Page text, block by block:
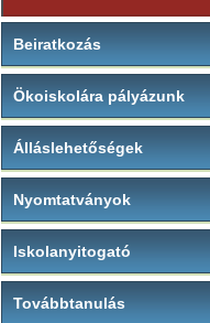
Beiratkozás
Ökoiskolára pályázunk
Álláslehetőségek
Nyomtatványok
Iskolanyitogató
Továbbtanulás